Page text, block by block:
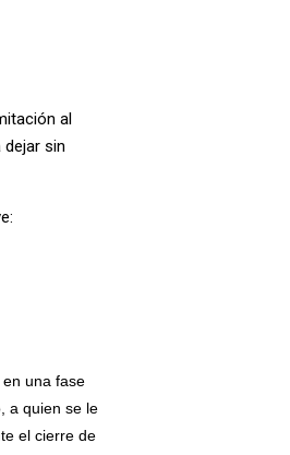
al
sin
una fase
a quien se le
el cierre de